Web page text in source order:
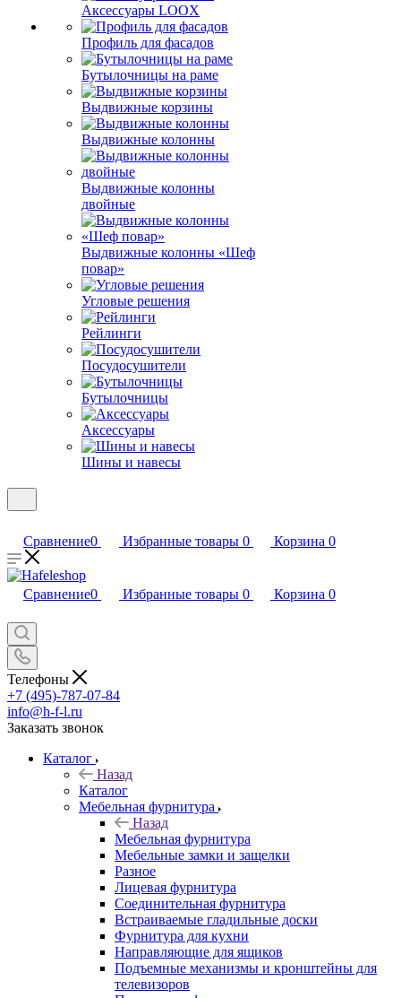
Аксессуары LOOX
Профиль для фасадов
Бутылочницы на раме
Выдвижные корзины
Выдвижные колонны
Выдвижные колонны
двойные
Bыдвижные колонны «Шеф
повар»
Угловые решения
Рейлинги
Посудосушители
Бутылочницы
Аксессуары
Шины и навесы
Сравнение0 Избранные товары 0 Корзина 0
Сравнение0 Избранные товары 0 Корзина 0
Телефоны
+7 (495)-787-07-84
info@h-f-l.ru
Заказать звонок
Каталог
Назад
Каталог
Мебельная фурнитура
Назад
Мебельная фурнитура
Мебельные замки и защелки
Разное
Лицевая фурнитура
Соединительная фурнитура
Встраиваемые гладильные доски
Фурнитура для кухни
Направляющие для ящиков
Подъемные механизмы и кронштейны для
телевизоров